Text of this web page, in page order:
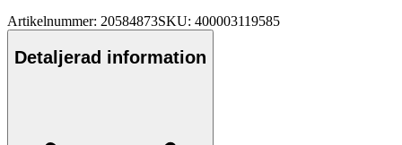
Artikelnummer: 20584873SKU: 400003119585
Detaljerad information